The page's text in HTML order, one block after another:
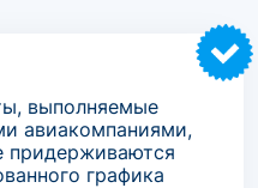
выполняемые
авиакомпаниями,
придерживаются
графика